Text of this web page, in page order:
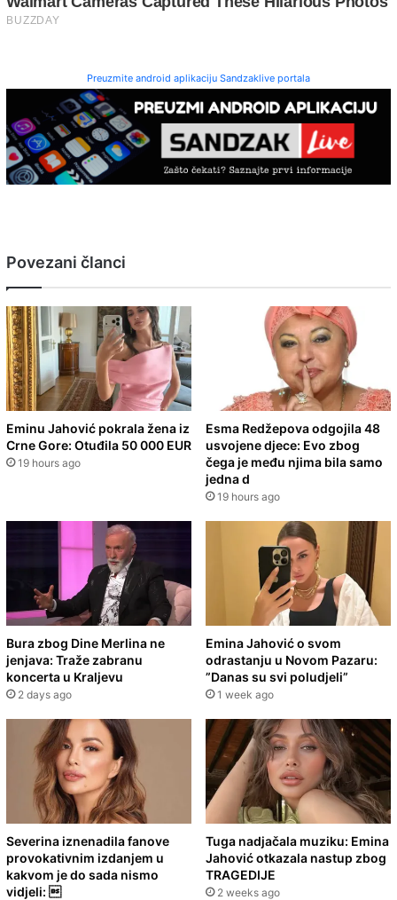
Preuzmite android aplikaciju Sandzaklive portala
Povezani članci
Eminu Jahović pokrala žena iz
Crne Gore: Otuđila 50 000 EUR
19 hours ago
Esma Redžepova odgojila 48
usvojene djece: Evo zbog
čega je među njima bila samo
jedna d
19 hours ago
Bura zbog Dine Merlina ne
jenjava: Traže zabranu
koncerta u Kraljevu
2 days ago
Emina Jahović o svom
odrastanju u Novom Pazaru:
”Danas su svi poludjeli”
1 week ago
Severina iznenadila fanove
provokativnim izdanjem u
kakvom je do sada nismo
vidjeli: 
Tuga nadjačala muziku: Emina
Jahović otkazala nastup zbog
TRAGEDIJE
2 weeks ago